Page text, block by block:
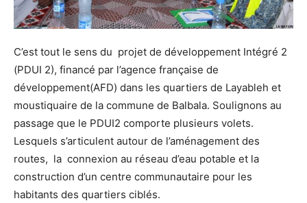
C’est tout le sens du projet de développement Intégré 2
(PDUI 2), financé par l’agence française de
développement(AFD) dans les quartiers de Layableh et
moustiquaire de la commune de Balbala. Soulignons au
passage que le PDUI2 comporte plusieurs volets.
Lesquels s’articulent autour de l’aménagement des
routes, la connexion au réseau d’eau potable et la
construction d’un centre communautaire pour les
habitants des quartiers ciblés.